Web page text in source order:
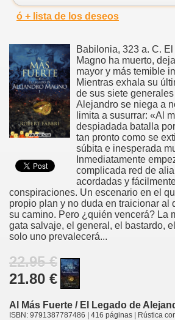
ó + lista de los deseos
Babilonia, 323 a. C.
Magno ha muerto,
mayor y más temible
Mientras exhala su
de sus siete
Alejandro se niega a
limita a susurrar: «Al
despiadada batalla
tan pronto como se
súbita e inesperada
Inmediatamente
complicada red de
acordadas y
conspiraciones. Un escenario en el
propio plan y no duda en traicionar al
su camino. Pero ¿quién vencerá? La
gata salvaje, el general, el bastardo,
solo uno prevalecerá...
22.95 €
21.80 €
Al Más Fuerte / El Legado de
ISBN: 9791387787486 | 416 páginas | Rústica